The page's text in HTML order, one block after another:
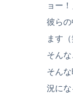
ョー
彼ら
ます（
そん
そん
況にな